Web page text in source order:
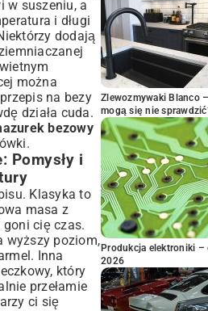
w suszeniu, a
i długi
dodają
można
przepis na bezy
działa cuda.
bezowy
Pomysły i
Klasyka to
masa z
cię czas.
wyższy poziom,
Inna
który
przełamie
ci się
Zlewozmywaki Blanco
mogą się nie
Produkcja elektroniki –
2026